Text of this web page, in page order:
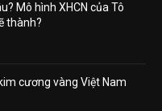
Mô hình XHCN của Tô
thành?
cương vàng Việt Nam